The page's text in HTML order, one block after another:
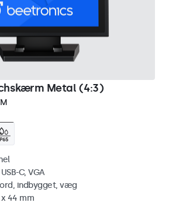
Metal (4:3)
C, VGA
indbygget, væg
44 mm